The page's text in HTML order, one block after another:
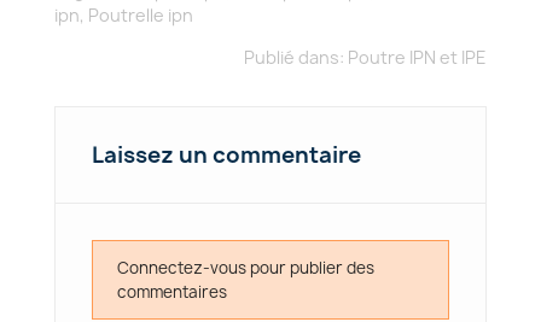
ipn, Poutrelle ipn
Publié dans: Poutre IPN et IPE
Laissez un commentaire
Connectez-vous pour publier des
commentaires